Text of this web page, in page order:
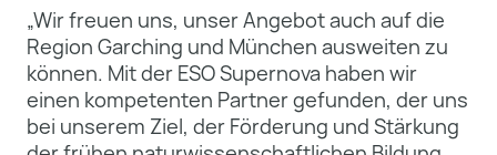
„Wir freuen uns, unser Angebot auch auf die
Region Garching und München ausweiten zu
können. Mit der ESO Supernova haben wir
einen kompetenten Partner gefunden, der uns
bei unserem Ziel, der Förderung und Stärkung